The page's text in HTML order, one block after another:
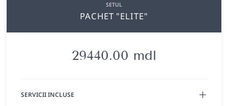
SETUL
PACHET "ELITE"
29440.00 mdl
SERVICII INCLUSE